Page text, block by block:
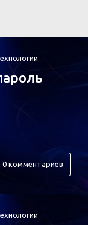
0 комментариев